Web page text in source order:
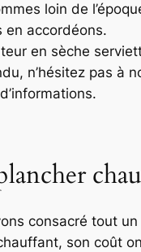
loin de
en accordéons.
en sèche
n’hésitez pas à
consacré tout
son coût